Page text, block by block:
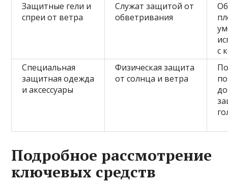
Защитные гели и
спреи от ветра
Служат защитой от
обветривания
с
Специальная
защитная одежда
и аксессуары
Физическая защита
от солнца и ветра
Подробное рассмотрение
ключевых средств